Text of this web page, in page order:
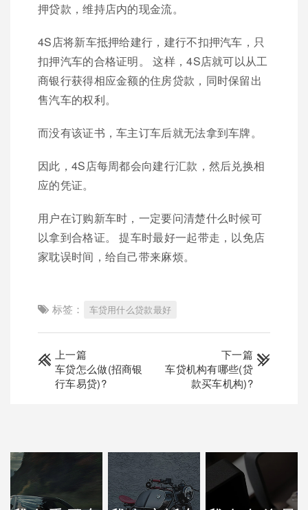
押贷款，维持店内的现金流。
4S店将新车抵押给建行，建行不扣押汽车，只
扣押汽车的合格证明。 这样，4S店就可以从工
商银行获得相应金额的住房贷款，同时保留出
售汽车的权利。
而没有该证书，车主订车后就无法拿到车牌。
因此，4S店每周都会向建行汇款，然后兑换相
应的凭证。
用户在订购新车时，一定要问清楚什么时候可
以拿到合格证。 提车时最好一起带走，以免店
家耽误时间，给自己带来麻烦。
标签： 车贷用什么贷款最好
上一篇
车贷怎么做(招商银
行车易贷)?
下一篇
车贷机构有哪些(贷
款买车机构)?